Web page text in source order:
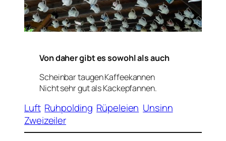
Von daher gibt es sowohl als auch
Scheinbar taugen Kaffeekannen
Nicht sehr gut als Kackepfannen.
Luft Ruhpolding Rüpeleien Unsinn
Zweizeiler